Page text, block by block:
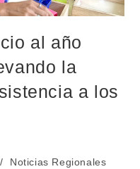
al año
la
a los
/ Noticias Regionales